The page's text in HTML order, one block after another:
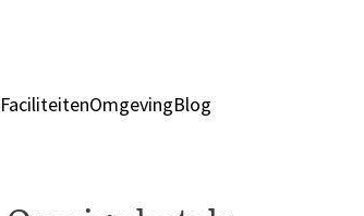
FaciliteitenOmgevingBlog